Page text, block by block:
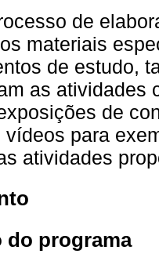
de
materiais
de estudo,
as atividades
de
vídeos para
atividades
do programa